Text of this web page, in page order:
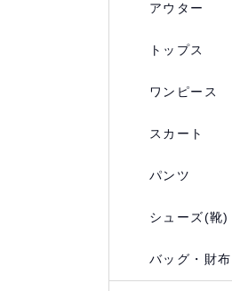
アウター
トップス
ワンピース
スカート
パンツ
シューズ(靴)
バッグ・財布・